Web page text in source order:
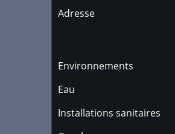
Adresse
Environnements
Eau
Installations sanitaires